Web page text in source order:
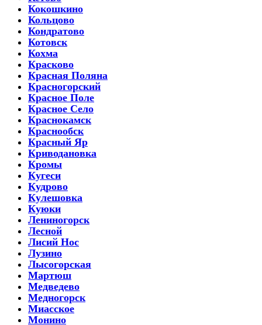
Кокошкино
Кольцово
Кондратово
Котовск
Кохма
Красково
Красная Поляна
Красногорский
Красное Поле
Красное Село
Краснокамск
Краснообск
Красный Яр
Криводановка
Кромы
Кугеси
Кудрово
Кулешовка
Куюки
Лениногорск
Лесной
Лисий Нос
Лузино
Лысогорская
Мартюш
Медведево
Медногорск
Миасское
Монино